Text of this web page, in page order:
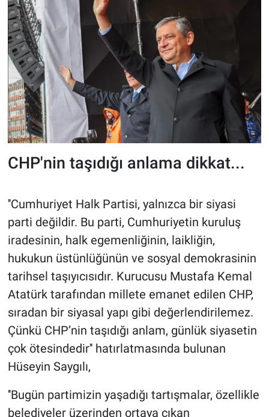
CHP'nin taşıdığı anlama dikkat...
''Cumhuriyet Halk Partisi, yalnızca bir siyasi
parti değildir. Bu parti, Cumhuriyetin kuruluş
iradesinin, halk egemenliğinin, laikliğin,
hukukun üstünlüğünün ve sosyal demokrasinin
tarihsel taşıyıcısıdır. Kurucusu Mustafa Kemal
Atatürk tarafından millete emanet edilen CHP,
sıradan bir siyasal yapı gibi değerlendirilemez.
Çünkü CHP’nin taşıdığı anlam, günlük siyasetin
çok ötesindedir'' hatırlatmasında bulunan
Hüseyin Saygılı,
''Bugün partimizin yaşadığı tartışmalar, özellikle
belediyeler üzerinden ortaya çıkan